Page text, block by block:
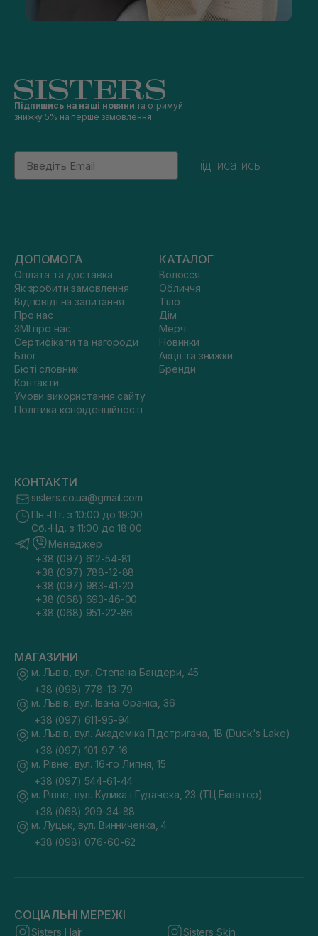
Підпишись на наші новини та отримуй
знижку 5% на перше замовлення
Email
підписатись
ДОПОМОГА
Оплата та доставка
Як зробити замовлення
Відповіді на запитання
Про нас
ЗМІ про нас
Сертифікати та нагороди
Блог
Бюті словник
Контакти
Умови використання сайту
Політика конфіденційності
КАТАЛОГ
Волосся
Обличчя
Тіло
Дім
Мерч
Новинки
Акції та знижки
Бренди
КОНТАКТИ
sisters.co.ua@gmail.com
Пн.-Пт. з 10:00 до 19:00
Сб.-Нд. з 11:00 до 18:00
Менеджер
+38 (097) 612-54-81
+38 (097) 788-12-88
+38 (097) 983-41-20
+38 (068) 693-46-00
+38 (068) 951-22-86
МАГАЗИНИ
м. Львів, вул. Степана Бандери, 45
+38 (098) 778-13-79
м. Львів, вул. Івана Франка, 36
+38 (097) 611-95-94
м. Львів, вул. Академіка Підстригача, 1В (Duck's Lake)
+38 (097) 101-97-16
м. Рівне, вул. 16-го Липня, 15
+38 (097) 544-61-44
м. Рівне, вул. Кулика і Гудачека, 23 (ТЦ Екватор)
+38 (068) 209-34-88
м. Луцьк, вул. Винниченка, 4
+38 (098) 076-60-62
СОЦІАЛЬНІ МЕРЕЖІ
Sisters Hair Sisters Skin